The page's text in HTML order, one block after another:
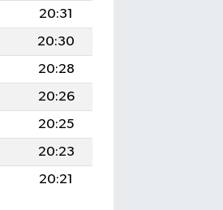
20:31
20:30
20:28
20:26
20:25
20:23
20:21